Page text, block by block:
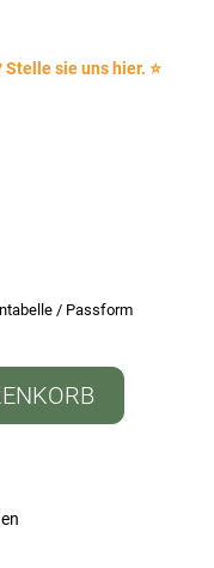
sie uns hier. ⭐
/ Passform